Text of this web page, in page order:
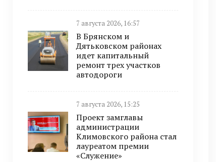
7 августа 2026, 16:57
В Брянском и
Дятьковском районах
идет капитальный
ремонт трех участков
автодороги
7 августа 2026, 15:25
Проект замглавы
администрации
Климовского района стал
лауреатом премии
«Служение»